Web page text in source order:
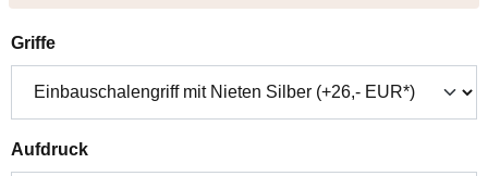
Griffeauswählen
Aufdruckauswählen